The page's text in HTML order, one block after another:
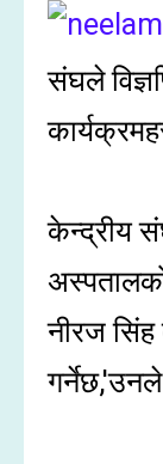
संघले
केन्द्रीय
नीरज